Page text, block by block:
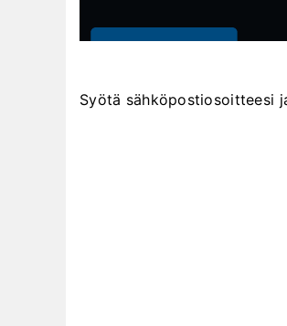
Syötä sähköpostiosoitteesi